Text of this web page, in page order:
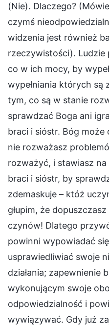
(Nie). Dlaczego?
czymś
widzenia jest również
rzeczywistości).
co w ich mocy, by
wypełniania których są
tym, co są w stanie
sprawdzać Boga ani
braci i sióstr. Bóg może
nie rozważasz
rozważyć, i stawiasz
braci i sióstr, by
zdemaskuje – któż
głupim, że
czynów! Dlatego
powinni wypowiadać
usprawiedliwiać swoje
działania; zapewnienie
wykonującym swoje
odpowiedzialność i
wywiązywać. Gdy już